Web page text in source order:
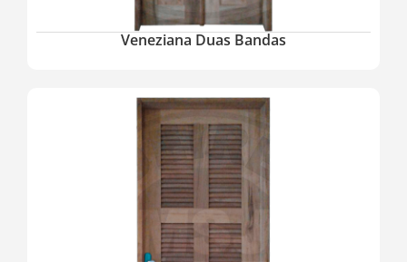
Veneziana Duas Bandas